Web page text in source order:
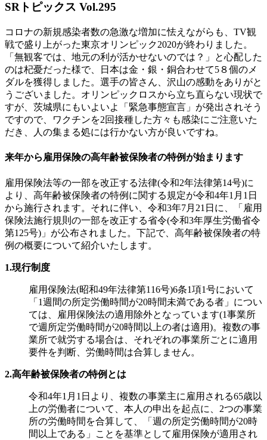
SRトピックス Vol.295
コロナの新規感染者数の急激な増加に怯えながらも、TV観
戦で盛り上がった東京オリンピック2020が終わりました。
「無観客では、地元の利が活かせないのでは？」と心配した
のは杞憂だった様で、日本は金・銀・銅合わせて5８個のメ
ダルを獲得しました。選手の皆さん、沢山の感動をありがと
うございました。オリンピックロスから立ち直らない現状で
すが、茨城県にもいよいよ「緊急事態宣言」が発出されそう
ですので、ワクチンを2回接種した方々も感染にご注意いた
だき、人の集まる処には行かない方が良いですね。
来年から雇用保険の高年齢被保険者の特例が始まります
雇用保険法等の一部を改正する法律(令和2年法律第14号)に
より、高年齢被保険者の特例に関する規定が令和4年1月1日
から施行されます。それに伴い、令和3年7月21日に、「雇用
保険法施行規則の一部を改正する省令(令和3年厚生労働省令
第125号)」が公布されました。下記で、高年齢被保険者の特
例の概要について紹介いたします。
1.現行制度
雇用保険法(昭和49年法律第116号)6条1項1号において
「1週間の所定労働時間が20時間未満である者」につい
ては、雇用保険法の適用除外となっています(1事業所
で週所定労働時間が20時間以上の者は適用)。複数の事
業所で就労する場合は、それぞれの事業所ごとに適用
要件を判断、労働時間は合算しません。
2.高年齢被保険者の特例とは
令和4年1月1日より、複数の事業主に雇用される65歳以
上の労働者について、本人の申出を起点に、2つの事業
所の労働時間を合算して、「週の所定労働時間が20時
間以上である」ことを基準として雇用保険が適用され